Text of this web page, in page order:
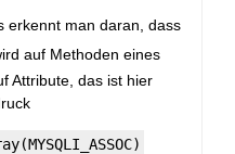
erkennt man daran, dass
auf Methoden eines
Attribute, das ist hier